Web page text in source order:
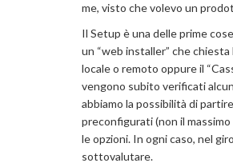
me, visto che volevo un
Il Setup è una delle prime
un “web installer” che
locale o remoto oppure il
vengono subito verificati
abbiamo la possibilità di
preconfigurati (non il
le opzioni. In ogni caso, nel
sottovalutare.